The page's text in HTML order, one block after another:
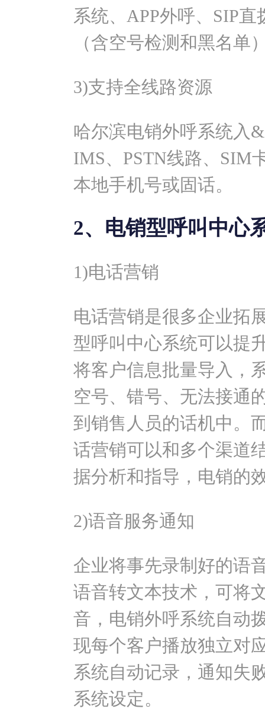
系统、APP外呼、SIP
（含空号检测和黑名单
3)支持全线路资源
哈尔滨电销外呼系统入
IMS、PSTN线路、SIM
本地手机号或固话。
2、电销型呼叫中心
1)电话营销
电话营销是很多企业拓
型呼叫中心系统可以提
将客户信息批量导入，
空号、错号、无法接通
到销售人员的话机中。
话营销可以和多个渠道
据分析和指导，电销的
2)语音服务通知
企业将事先录制好的语
语音转文本技术，可将
音，电销外呼系统自动
现每个客户播放独立对
系统自动记录，通知失
系统设定。